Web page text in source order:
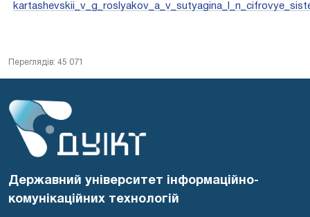
Переглядів: 45 071
Державний університет інформаційно-
комунікаційних технологій